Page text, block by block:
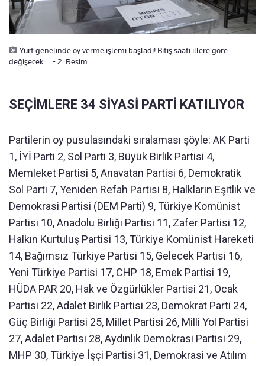
Yurt genelinde oy verme işlemi başladı! Bitiş saati illere göre
değişecek... - 2. Resim
SEÇİMLERE 34 SİYASİ PARTİ KATILIYOR
Partilerin oy pusulasındaki sıralaması şöyle: AK Parti
1, İYİ Parti 2, Sol Parti 3, Büyük Birlik Partisi 4,
Memleket Partisi 5, Anavatan Partisi 6, Demokratik
Sol Parti 7, Yeniden Refah Partisi 8, Halkların Eşitlik ve
Demokrasi Partisi (DEM Parti) 9, Türkiye Komünist
Partisi 10, Anadolu Birliği Partisi 11, Zafer Partisi 12,
Halkın Kurtuluş Partisi 13, Türkiye Komünist Hareketi
14, Bağımsız Türkiye Partisi 15, Gelecek Partisi 16,
Yeni Türkiye Partisi 17, CHP 18, Emek Partisi 19,
HÜDA PAR 20, Hak ve Özgürlükler Partisi 21, Ocak
Partisi 22, Adalet Birlik Partisi 23, Demokrat Parti 24,
Güç Birliği Partisi 25, Millet Partisi 26, Milli Yol Partisi
27, Adalet Partisi 28, Aydınlık Demokrasi Partisi 29,
MHP 30, Türkiye İşçi Partisi 31, Demokrasi ve Atılım